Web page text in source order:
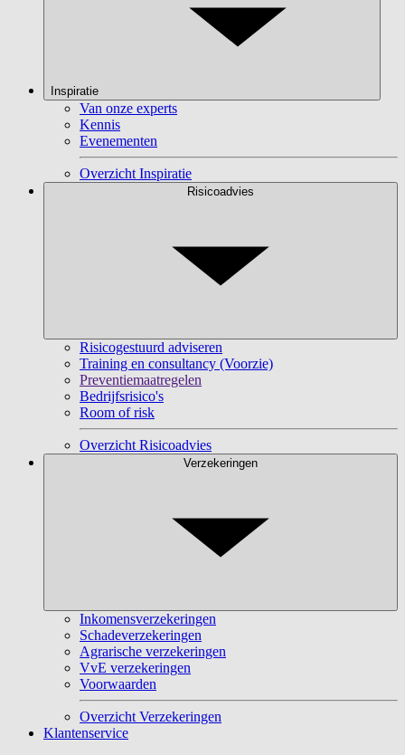
Inspiratie
Van onze experts
Kennis
Evenementen
Overzicht Inspiratie
Risicoadvies
Risicogestuurd adviseren
Training en consultancy (Voorzie)
Preventiemaatregelen
Bedrijfsrisico's
Room of risk
Overzicht Risicoadvies
Verzekeringen
Inkomensverzekeringen
Schadeverzekeringen
Agrarische verzekeringen
VvE verzekeringen
Voorwaarden
Overzicht Verzekeringen
Klantenservice